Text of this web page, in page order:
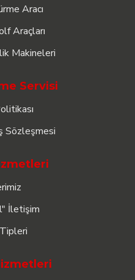
Aracı
Araçları
Makineleri
Servisi
Sözleşmesi
İletişim